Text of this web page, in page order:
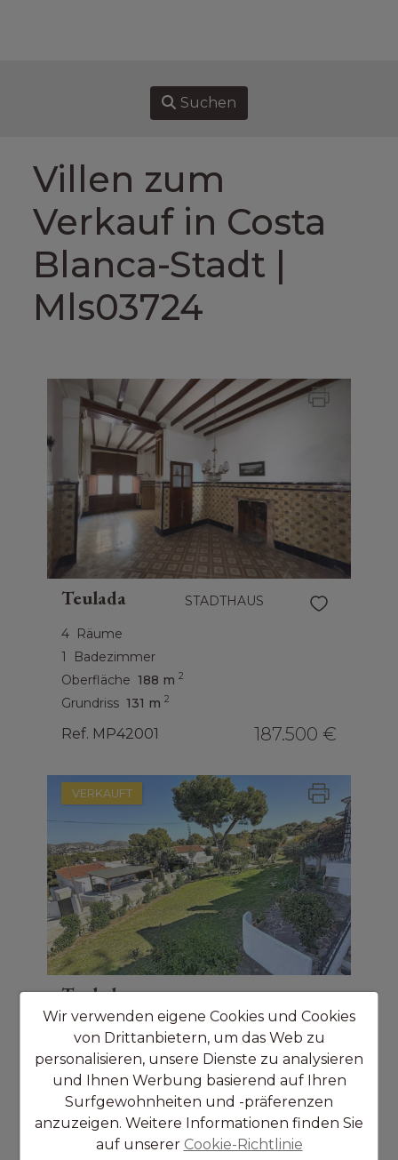
IMMOBILIEN ZU VERKAUFEN
KAUFEN
UBER UNS
ASSOCIATES
KONTAKT
Suchen
Villen zum
Verkauf in Costa
Blanca-Stadt |
Mls03724
Teulada STADTHAUS
4 Räume
1
Badezimmer
Oberfläche 188 m 2
Grundriss 131 m 2
Ref. MP42001 187.500 €
VERKAUFT
Teulada BUNGALOW
3 Räume
1 Badezimmer
Ref. DE9956 299.000 €
Wir verwenden eigene Cookies und Cookies
von Drittanbietern, um das Web zu
personalisieren, unsere Dienste zu analysieren
und Ihnen Werbung basierend auf Ihren
Surfgewohnheiten und -präferenzen
anzuzeigen. Weitere Informationen finden Sie
auf unserer Cookie-Richtlinie